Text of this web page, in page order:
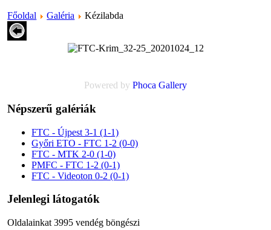
Főoldal Galéria Kézilabda
Powered by Phoca Gallery
Népszerű galériák
FTC - Újpest 3-1 (1-1)
Győri ETO - FTC 1-2 (0-0)
FTC - MTK 2-0 (1-0)
PMFC - FTC 1-2 (0-1)
FTC - Videoton 0-2 (0-1)
Jelenlegi látogatók
Oldalainkat 3995 vendég böngészi